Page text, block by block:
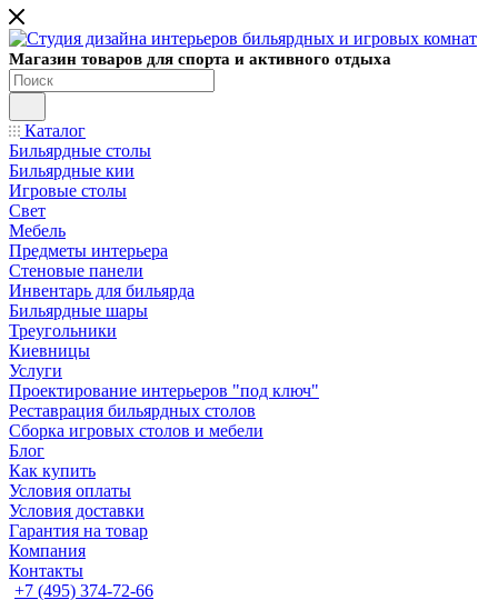
Магазин товаров для спорта и активного отдыха
Каталог
Бильярдные столы
Бильярдные кии
Игровые столы
Свет
Мебель
Предметы интерьера
Стеновые панели
Инвентарь для бильярда
Бильярдные шары
Треугольники
Киевницы
Услуги
Проектирование интерьеров "под ключ"
Реставрация бильярдных столов
Сборка игровых столов и мебели
Блог
Как купить
Условия оплаты
Условия доставки
Гарантия на товар
Компания
Контакты
+7 (495) 374-72-66